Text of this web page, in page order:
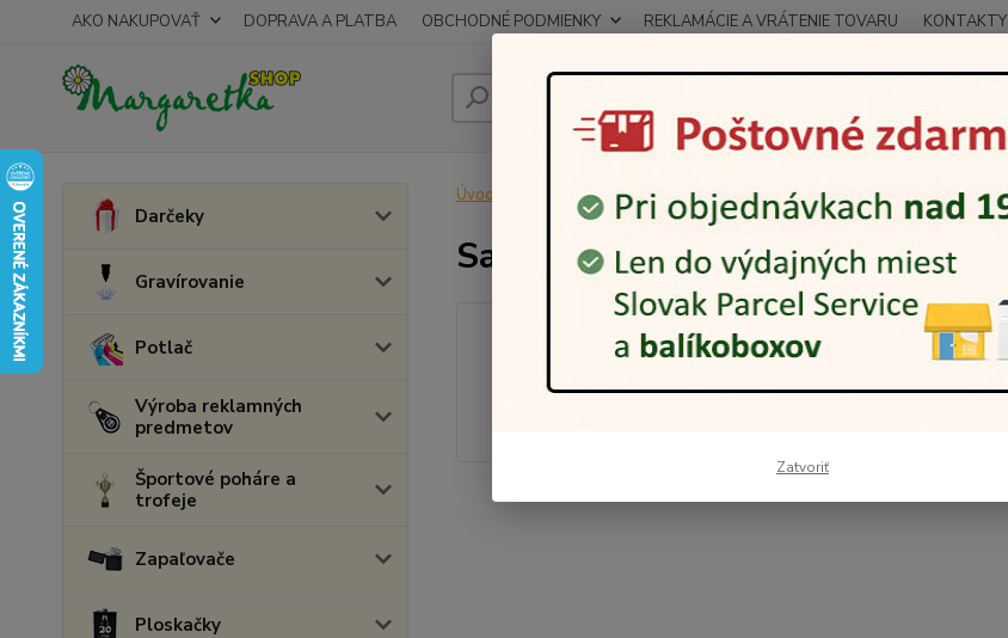
AKO NAKUPOVAŤ DOPRAVA A PLATBA OBCHODNÉ PODMIENKY REKLAMÁCIE A VRÁTENIE TOVARU KONTAKTY
Darčeky
Gravírovanie
Potlač
Výroba reklamných
predmetov
Športové poháre a
trofeje
Zapaľovače
Ploskačky
Úvod Darčekové sady Sada na víno Sada na víno drevená Chess
Sada na víno drevená Chess
Zatvoriť